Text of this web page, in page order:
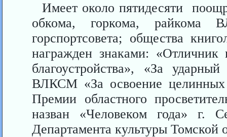
Имеет около пятидесяти
обкома, горкома, райкома
горспортсовета; обще­ства
награжден знаками:
благоустройства», «За
ВЛКСМ «За освоение целинных
Премии областного
назван «Человеком года» г.
Департамен­та культуры Томской